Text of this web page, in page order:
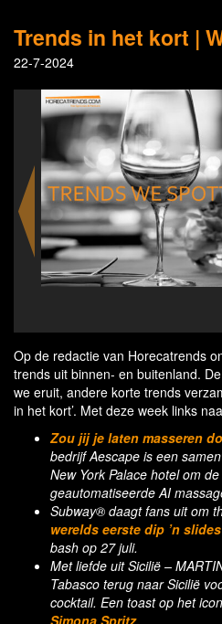
Trends in het kort |
22-7-2024
Op de redactie van Horecatrends
trends uit binnen- en buitenland.
we eruit, andere korte trends
in het kort’. Met deze week links
Zou jij je laten masseren
bedrijf Aescape is een
New York Palace hotel om
geautomatiseerde AI
Subway® daagt fans uit om
werelds eerste dip ’n slides
bash op 27 juli.
Met liefde uit Sicilië –
Tabasco terug naar Sicilië
cocktail. Een toast op het